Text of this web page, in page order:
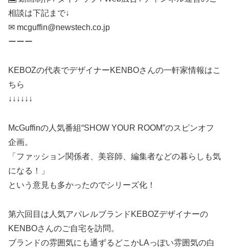
相談は下記まで↓
✉ mcguffin@newstech.co.jp
ーーー
KEBOZの代表でデザイナーKENBOさんの一軒家情報はこ
ちら
↓↓↓↓↓↓
McGuffinの人気番組“SHOW YOUR ROOM”のスピンオフ
企画。
「ファッション関係者、美容師、編集者などの暮らしも気
になる！」
という意見も多かったのでシリーズ化！
第六回目は人気アパレルブランドKEBOZデザイナーの
KENBOさんのご自宅を訪問。
ブランドの雰囲気にも通ずるどこかLAっぽい雰囲気の白